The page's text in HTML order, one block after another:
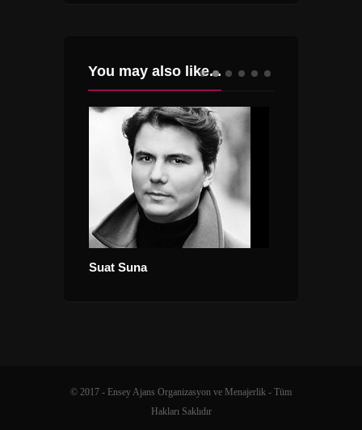
You may also like...
Suat Suna
© 2017 - Ensey Ajans Organizasyon ve Menajerlik - Tüm
Hakları Saklıdır